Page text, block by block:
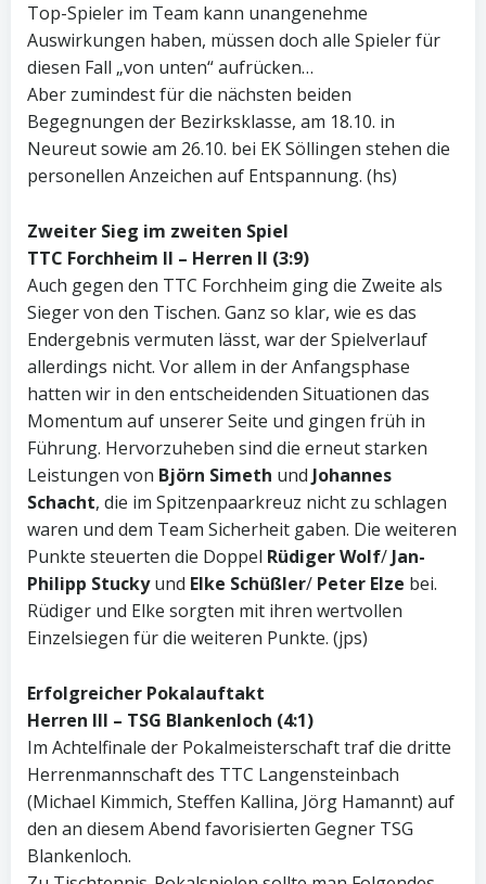
Top-Spieler im Team kann unangenehme
Auswirkungen haben, müssen doch alle Spieler für
diesen Fall „von unten“ aufrücken…
Aber zumindest für die nächsten beiden
Begegnungen der Bezirksklasse, am 18.10. in
Neureut sowie am 26.10. bei EK Söllingen stehen die
personellen Anzeichen auf Entspannung. (hs)
Zweiter Sieg im zweiten Spiel
TTC Forchheim II – Herren II (3:9)
Auch gegen den TTC Forchheim ging die Zweite als
Sieger von den Tischen. Ganz so klar, wie es das
Endergebnis vermuten lässt, war der Spielverlauf
allerdings nicht. Vor allem in der Anfangsphase
hatten wir in den entscheidenden Situationen das
Momentum auf unserer Seite und gingen früh in
Führung. Hervorzuheben sind die erneut starken
Leistungen von Björn Simeth und Johannes
Schacht, die im Spitzenpaarkreuz nicht zu schlagen
waren und dem Team Sicherheit gaben. Die weiteren
Punkte steuerten die Doppel Rüdiger Wolf/ Jan-
Philipp Stuckyund Elke Schüßler/ Peter Elze bei.
Rüdiger und Elke sorgten mit ihren wertvollen
Einzelsiegen für die weiteren Punkte. (jps)
Erfolgreicher Pokalauftakt
Herren III – TSG Blankenloch (4:1)
Im Achtelfinale der Pokalmeisterschaft traf die dritte
Herrenmannschaft des TTC Langensteinbach
(Michael Kimmich, Steffen Kallina, Jörg Hamannt) auf
den an diesem Abend favorisierten Gegner TSG
Blankenloch.